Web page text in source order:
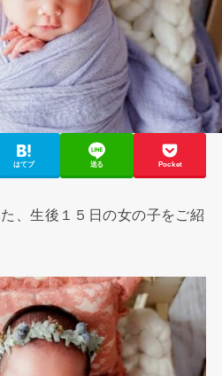
はてブ 送る Pocket
、生後１５日の女の子をご紹